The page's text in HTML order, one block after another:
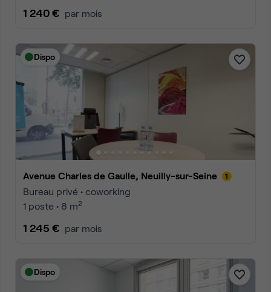
1 240 € par mois
Dispo
Avenue Charles de Gaulle, Neuilly-sur-Seine
Bureau privé • coworking
1 poste • 8 m2
1 245 € par mois
Dispo